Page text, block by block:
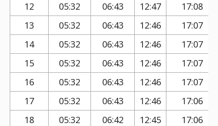
12
05:32 06:43 12:47
17:08
13
05:32 06:43 12:46
17:07
14
05:32 06:43 12:46
17:07
15
05:32 06:43 12:46
17:07
16
05:32 06:43 12:46
17:07
17
05:32 06:43 12:46
17:06
18
05:32 06:42 12:45
17:06